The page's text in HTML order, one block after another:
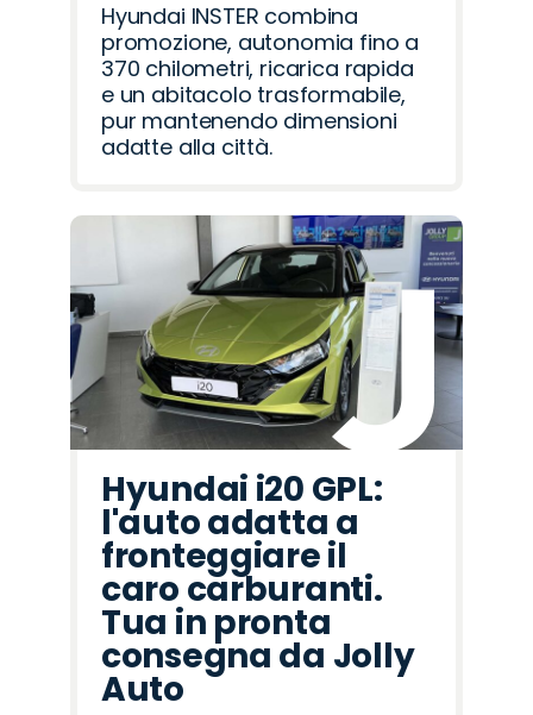
Hyundai INSTER combina
promozione, autonomia fino a
370 chilometri, ricarica rapida
e un abitacolo trasformabile,
pur mantenendo dimensioni
adatte alla città.
Hyundai i20 GPL:
l'auto adatta a
fronteggiare il
caro carburanti.
Tua in pronta
consegna da Jolly
Auto